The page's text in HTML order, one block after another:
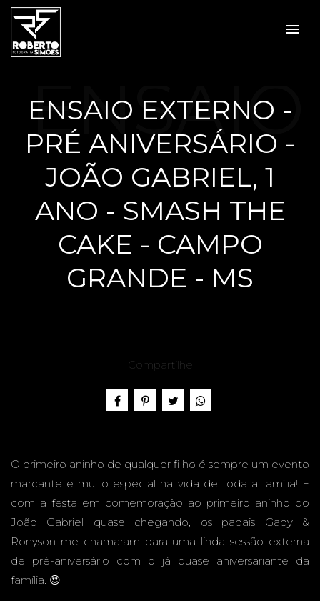
menu
ENSAIO EXTERNO -
PRÉ ANIVERSÁRIO -
JOÃO GABRIEL, 1
ANO - SMASH THE
CAKE - CAMPO
GRANDE - MS
ENSAIO
EXTER
NO -
PRÉ
ANIVER
SÁRIO -
Compartilhe
O primeiro aninho de qualquer filho é sempre um evento
marcante e muito especial na vida de toda a família! E
com a festa em comemoração ao primeiro aninho do
João Gabriel quase chegando, os papais Gaby &
Ronyson me chamaram para uma linda sessão externa
de pré-aniversário com o já quase aniversariante da
família. 😍